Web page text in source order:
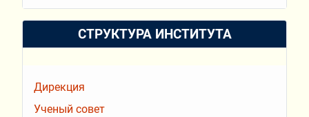
СТРУКТУРА ИНСТИТУТА
Дирекция
Ученый совет